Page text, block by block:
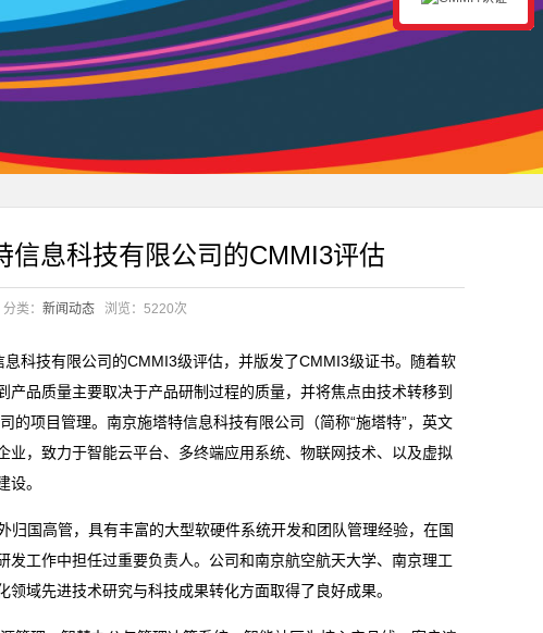
信息科技有限公司的CMMI3评估
分类： 新闻动态 浏览：5220次
科技有限公司的CMMI3级评估，并版发了CMMI3级证书。随着软
品质量主要取决于产品研制过程的质量，并将焦点由技术转移到
项目管理。南京施塔特信息科技有限公司（简称“施塔特”，英文
，致力于智能云平台、多终端应用系统、物联网技术、以及虚拟
。
归国高管，具有丰富的大型软硬件系统开发和团队管理经验，在国
工作中担任过重要负责人。公司和南京航空航天大学、南京理工
域先进技术研究与科技成果转化方面取得了良好成果。